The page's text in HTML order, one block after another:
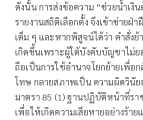
ดังนั้น การส่งข้อความ “ช่วยน้ำเงิน
รายงานสถิติเลือกตั้ง จึงเข้าข่ายฝ่
เต็ม ๆ และหากพิสูจน์ได้ว่า คำสั่ง
เกิดขึ้นเพราะผู้ใต้บังคับบัญชาไม่ย
ถือเป็นการใช้อำนาจโยกย้ายเพื่อ
โทษ กลายสภาพเป็น ความผิดวินัย
มาตรา 85 (1) ฐานปฏิบัติหน้าที่รา
เพื่อให้เกิดความเสียหายอย่างร้า